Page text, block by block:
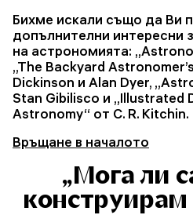
Бихме искали също да Ви
допълнителни интересни
на астрономията:
„The Backyard
Dickinson и Alan Dyer,
Stan Gibilisco и
Astronomy“ от C. R. Kitchin.
Връщане в началото
„Мога ли
конструирам